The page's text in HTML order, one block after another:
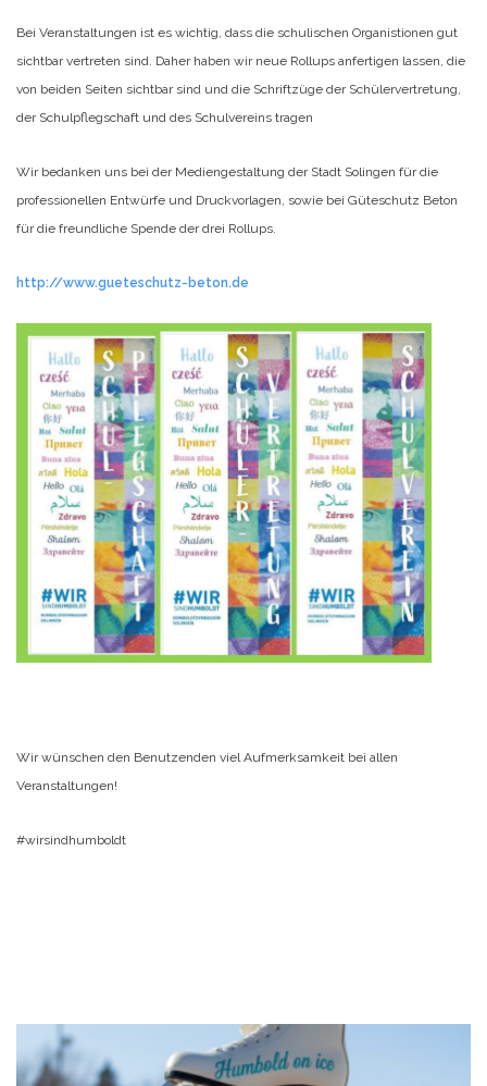
Bei Veranstaltungen ist es wichtig, dass die schulischen Organistionen gut
sichtbar vertreten sind. Daher haben wir neue Rollups anfertigen lassen, die
von beiden Seiten sichtbar sind und die Schriftzüge der Schülervertretung,
der Schulpflegschaft und des Schulvereins tragen
Wir bedanken uns bei der Mediengestaltung der Stadt Solingen für die
professionellen Entwürfe und Druckvorlagen, sowie bei Güteschutz Beton
für die freundliche Spende der drei Rollups.
http://www.gueteschutz-beton.de
Wir wünschen den Benutzenden viel Aufmerksamkeit bei allen
Veranstaltungen!
#wirsindhumboldt